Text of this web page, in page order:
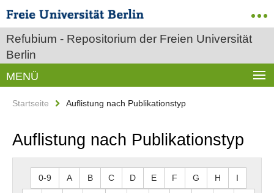
Refubium - Repositorium der Freien Universität
Berlin
MENÜ
Startseite Auflistung nach Publikationstyp
Auflistung nach Publikationstyp
0-9 A B C D E F G H I